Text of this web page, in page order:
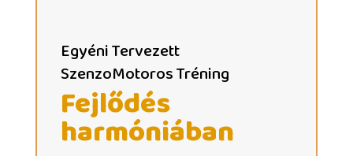
Egyéni Tervezett
SzenzoMotoros Tréning
Fejlődés
harmóniában